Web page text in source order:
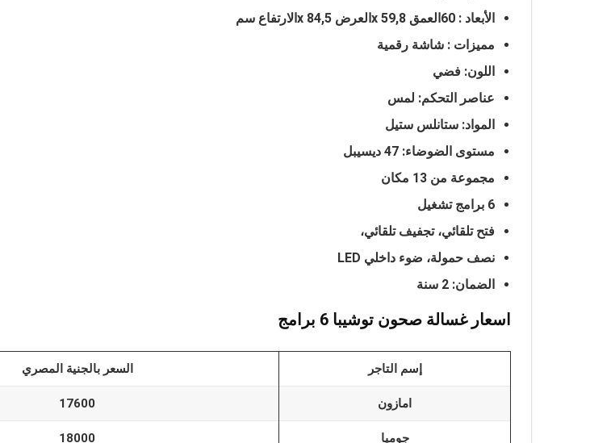
الأبعاد : 60العمق
العرض
الارتفاع سم
مميزات : شاشة رقمية
اللون: فضي
عناصر التحكم: لمس
المواد: ستانلس ستيل
مستوى الضوضاء: 47
ديسيبل
مجموعة من 13 مكان
6 برامج تشغيل
فتح تلقائي، تجفيف تلقائي،
نصف حمولة، ضوء داخلي
الضمان: 2 سنة
اسعار غسالة صحون توشيبا 6 برامج
إسم التاجر السعر بالجنية المصري
امازون 17600
جوميا 18000